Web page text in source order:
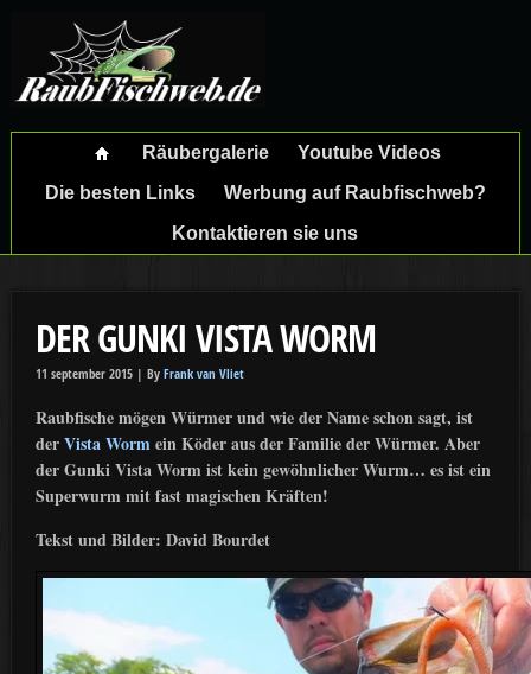
Räubergalerie
Youtube Videos
Die besten Links
Werbung auf Raubfischweb?
Kontaktieren sie uns
DER GUNKI VISTA WORM
11 september 2015 | By Frank van Vliet
Raubfische mögen Würmer und wie der Name schon sagt, ist
derVista Wormein Köder aus der Familie der Würmer. Aber
der Gunki Vista Worm ist kein gewöhnlicher Wurm… es ist ein
Superwurm mit fast magischen Kräften!
Tekst und Bilder: David Bourdet